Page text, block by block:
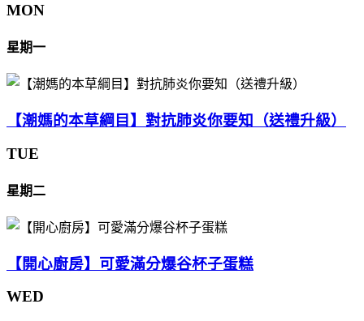
MON
星期一
【潮媽的本草綱目】對抗肺炎你要知（送禮升級）
TUE
星期二
【開心廚房】可愛滿分爆谷杯子蛋糕
WED